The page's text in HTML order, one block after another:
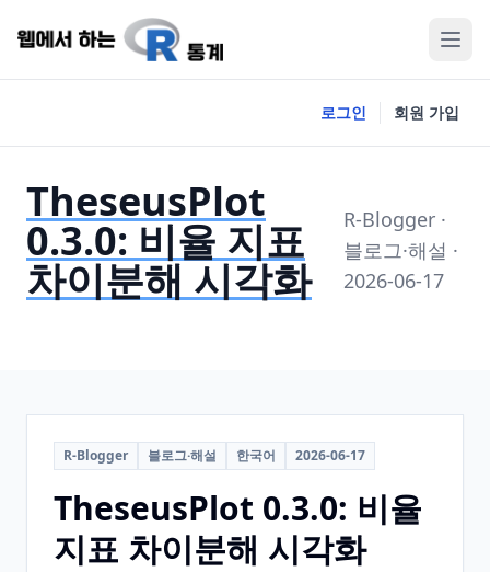
로그인 회원 가입
TheseusPlot
0.3.0: 비율 지표
차이분해 시각화
R-Blogger ·
블로그·해설 ·
2026-06-17
R-Blogger 블로그·해설 한국어 2026-06-17
TheseusPlot 0.3.0: 비율
지표 차이분해 시각화